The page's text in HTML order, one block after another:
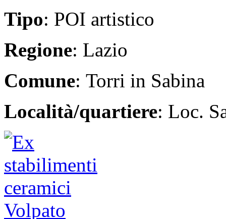
Tipo: POI artistico
Regione: Lazio
Comune: Torri in Sabina
Località/quartiere: Loc.